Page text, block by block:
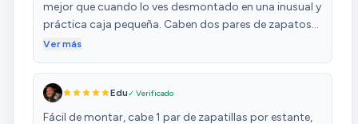
mejor que cuando lo ves desmontado en una inusual y
práctica caja pequeña. Caben dos pares de zapatos
por balda, y las botas solo en la superior pero muy
minutos sin herramientas, todo a presión.
Ver más
Edu✓ Verificado
Fácil de montar, cabe 1 par de zapatillas por estante,